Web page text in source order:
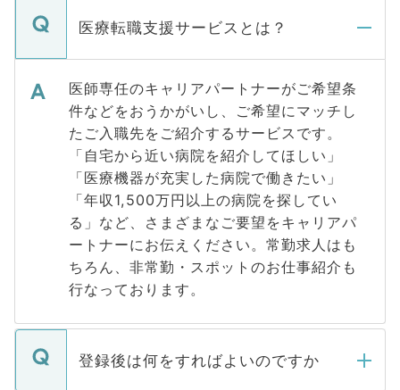
医療転職支援サービスとは？
医師専任のキャリアパートナーがご希望条
件などをおうかがいし、ご希望にマッチし
たご入職先をご紹介するサービスです。
「自宅から近い病院を紹介してほしい」
「医療機器が充実した病院で働きたい」
「年収1,500万円以上の病院を探してい
る」など、さまざまなご要望をキャリアパ
ートナーにお伝えください。常勤求人はも
ちろん、非常勤・スポットのお仕事紹介も
行なっております。
登録後は何をすればよいのですか